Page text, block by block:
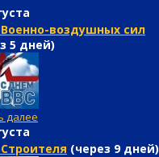
воздушных сил
5 дней)
далее
(через 9 дней)